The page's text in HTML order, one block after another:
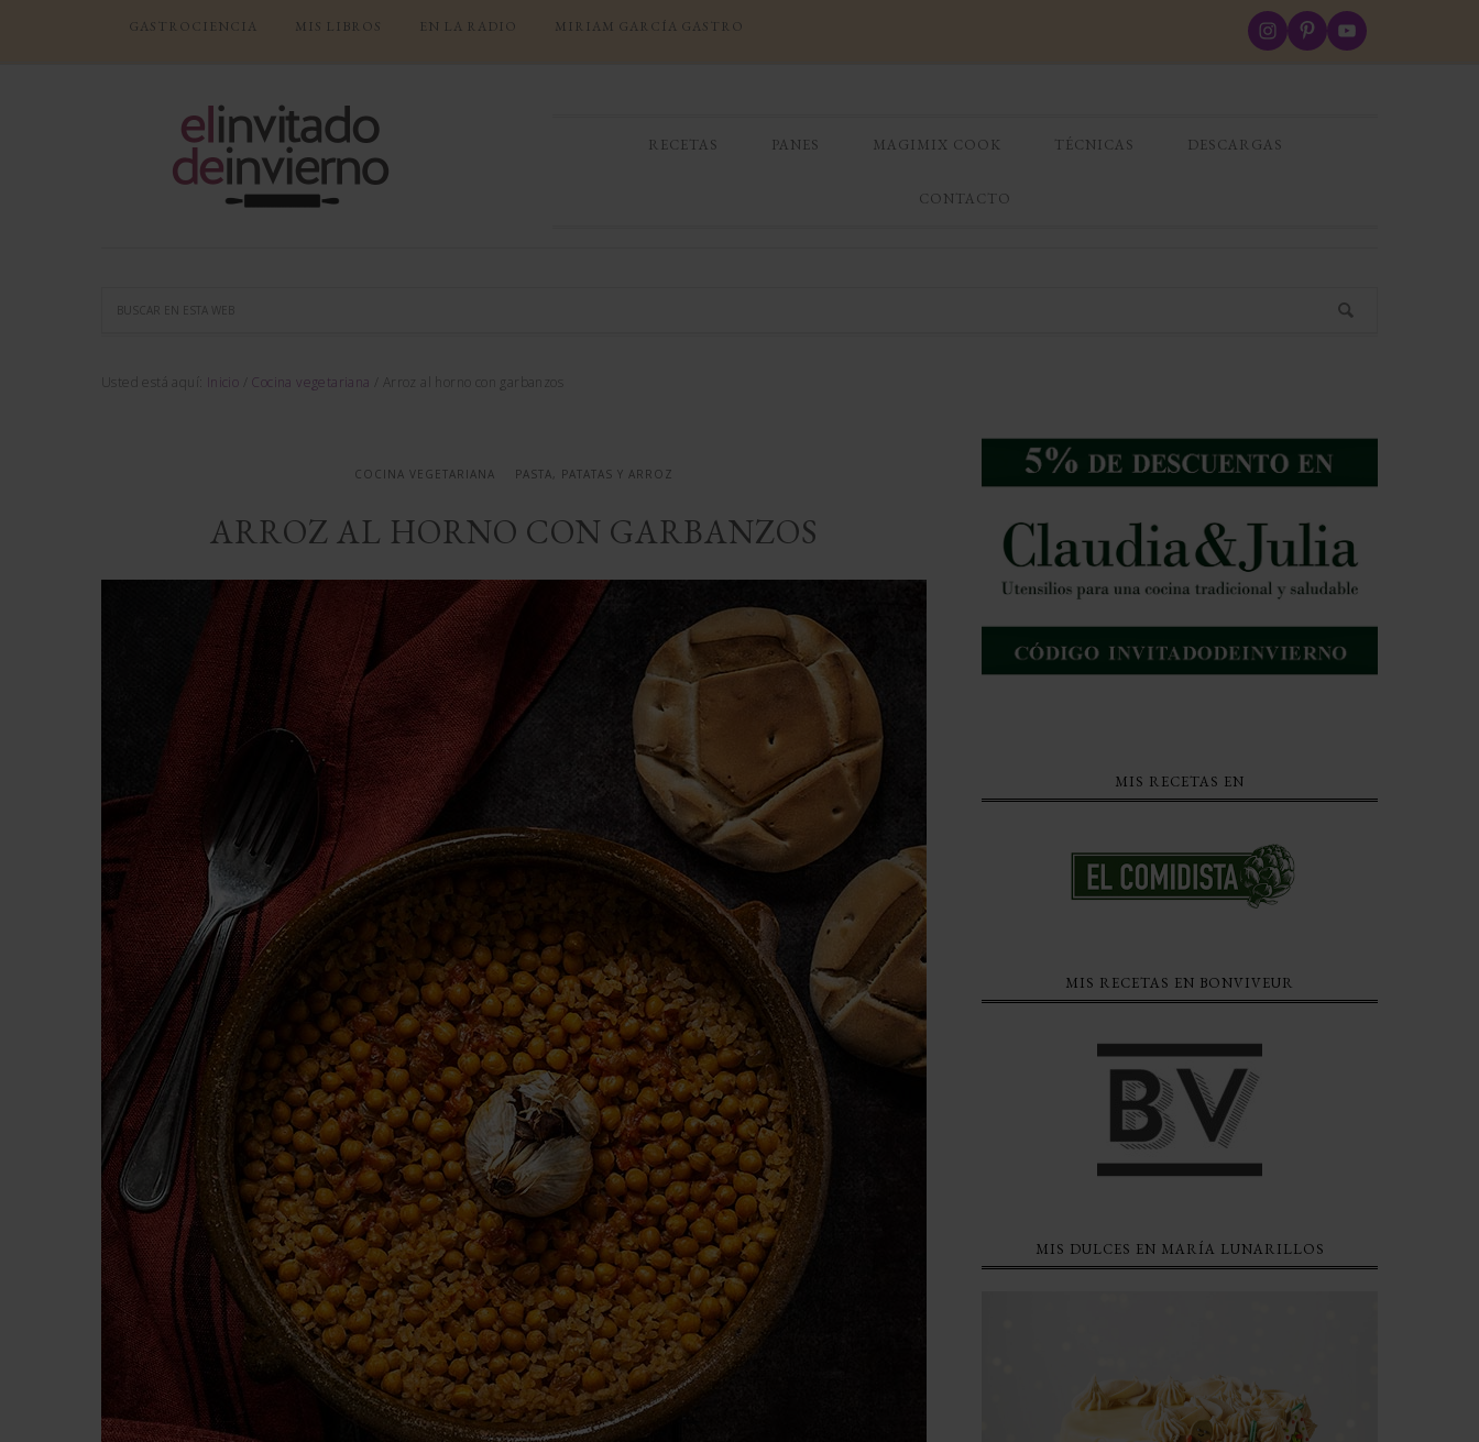
GASTROCIENCIA MIS LIBROS EN LA RADIO MIRIAM GARCÍA GASTRO
RECETAS PANES MAGIMIX COOK TÉCNICAS DESCARGAS
CONTACTO
Usted está aquí: Inicio Cocina vegetariana Arroz al horno con garbanzos
COCINA VEGETARIANA PASTA, PATATAS Y ARROZ
ARROZ AL HORNO CON GARBANZOS
MIS RECETAS EN
MIS RECETAS EN BONVIVEUR
MIS DULCES EN MARÍA LUNARILLOS